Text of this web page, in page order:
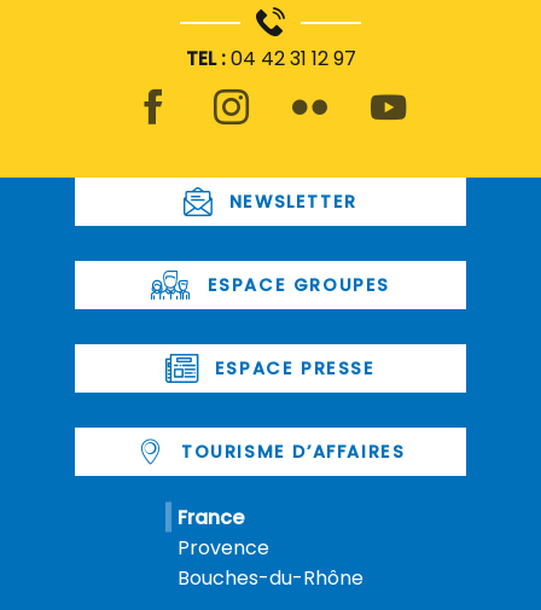
TEL :04 42 31 12 97
NEWSLETTER
ESPACE GROUPES
ESPACE PRESSE
TOURISME D’AFFAIRES
France
Provence
Bouches-du-Rhône